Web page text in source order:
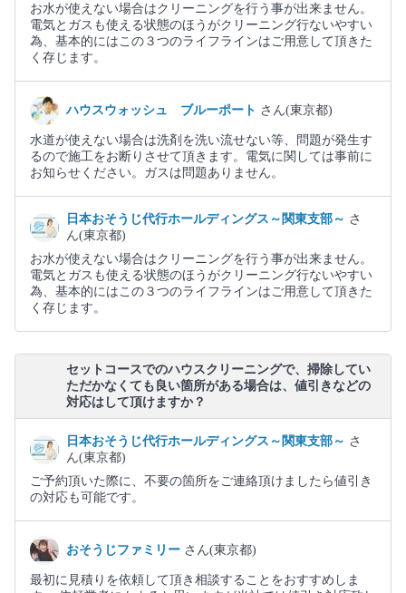
お水が使えない場合はクリーニングを行う事が出来ません。
電気とガスも使える状態のほうがクリーニング行ないやすい
為、基本的にはこの３つのライフラインはご用意して頂きた
く存じます。
ハウスウォッシュ ブルーポート さん(東京都)
水道が使えない場合は洗剤を洗い流せない等、問題が発生す
るので施工をお断りさせて頂きます。電気に関しては事前に
お知らせください。ガスは問題ありません。
日本おそうじ代行ホールディングス～関東支部～ さ
ん(東京都)
お水が使えない場合はクリーニングを行う事が出来ません。
電気とガスも使える状態のほうがクリーニング行ないやすい
為、基本的にはこの３つのライフラインはご用意して頂きた
く存じます。
セットコースでのハウスクリーニングで、掃除してい
ただかなくても良い箇所がある場合は、値引きなどの
対応はして頂けますか？
日本おそうじ代行ホールディングス～関東支部～ さ
ん(東京都)
ご予約頂いた際に、不要の箇所をご連絡頂けましたら値引き
の対応も可能です。
おそうじファミリー さん(東京都)
最初に見積りを依頼して頂き相談することをおすすめしま